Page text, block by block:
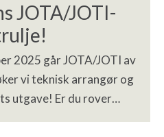
JOTA/JOTI-
2025 går JOTA/JOTI av
vi teknisk arrangør og
utgave! Er du rover…